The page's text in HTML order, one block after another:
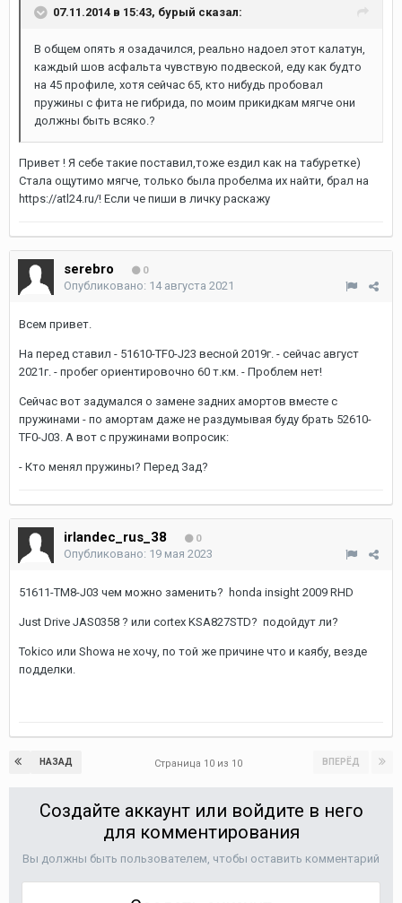
07.11.2014 в 15:43, бурый сказал:
В общем опять я озадачился, реально надоел этот калатун,
каждый шов асфальта чувствую подвеской, еду как будто
на 45 профиле, хотя сейчас 65, кто нибудь пробовал
пружины с фита не гибрида, по моим прикидкам мягче они
должны быть всяко.?
Привет ! Я себе такие поставил,тоже ездил как на табуретке)
Стала ощутимо мягче, только была пробелма их найти, брал на
https://atl24.ru/! Если че пиши в личку раскажу
serebro 0
Опубликовано: 14 августа 2021
Всем привет.
На перед ставил - 51610-TF0-J23 весной 2019г. - сейчас август
2021г. - пробег ориентировочно 60 т.км. - Проблем нет!
Сейчас вот задумался о замене задних амортов вместе с
пружинами - по амортам даже не раздумывая буду брать 52610-
TF0-J03. А вот с пружинами вопросик:
- Кто менял пружины? Перед Зад?
irlandec_rus_38 0
Опубликовано: 19 мая 2023
51611-TM8-J03 чем можно заменить? honda insight 2009 RHD
Just Drive JAS0358 ? или cortex KSA827STD? подойдут ли?
Tokico или Showa не хочу, по той же причине что и каябу, везде
подделки.
НАЗАД ВПЕРЁД
Страница 10 из 10
Создайте аккаунт или войдите в него
для комментирования
Вы должны быть пользователем, чтобы оставить комментарий